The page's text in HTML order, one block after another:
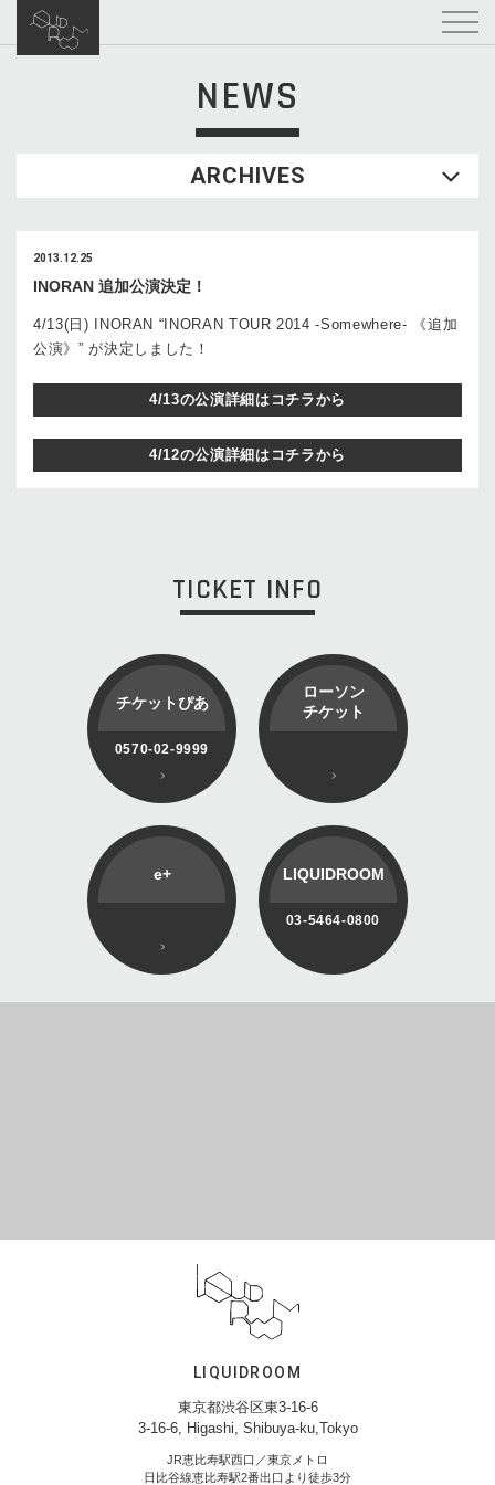
NEWS
ARCHIVES
2013.12.25
INORAN 追加公演決定！
4/13(日) INORAN “INORAN TOUR 2014 -Somewhere- 《追加
公演》” が決定しました！
4/13の公演詳細はコチラから
4/12の公演詳細はコチラから
TICKET INFO
チケットぴあ
0570-02-9999
ローソン
チケット
e+ LIQUIDROOM
03-5464-0800
LIQUIDROOM
東京都渋谷区東3-16-6
3-16-6, Higashi, Shibuya-ku,Tokyo
JR恵比寿駅西口／東京メトロ
日比谷線恵比寿駅2番出口より徒歩3分